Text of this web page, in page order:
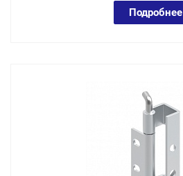
Подробнее